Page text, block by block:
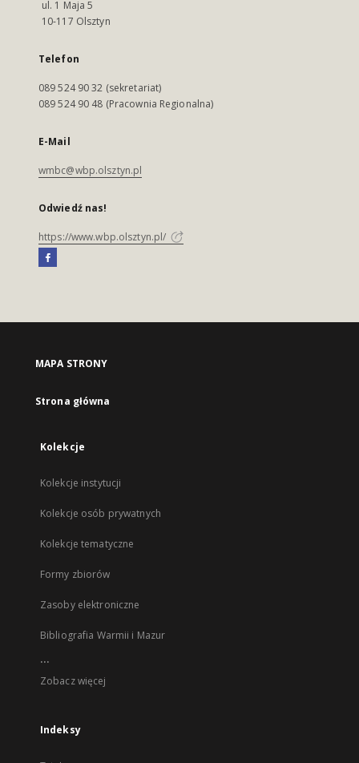
ul. 1 Maja 5
10-117 Olsztyn
Telefon
089 524 90 32 (sekretariat)
089 524 90 48 (Pracownia Regionalna)
E-Mail
wmbc@wbp.olsztyn.pl
Odwiedź nas!
https://www.wbp.olsztyn.pl/
MAPA STRONY
Strona główna
Kolekcje
Kolekcje instytucji
Kolekcje osób prywatnych
Kolekcje tematyczne
Formy zbiorów
Zasoby elektroniczne
Bibliografia Warmii i Mazur
...
Zobacz więcej
Indeksy